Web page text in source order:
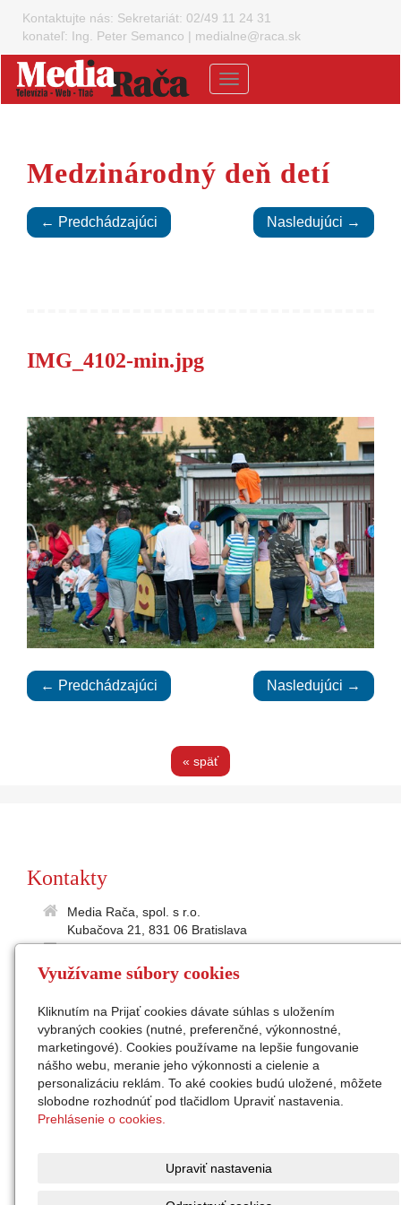
Kontaktujte nás: Sekretariát: 02/49 11 24 31
konateľ: Ing. Peter Semanco | medialne@raca.sk
Menu
Medzinárodný deň detí
← Predchádzajúci Nasledujúci →
IMG_4102-min.jpg
← Predchádzajúci Nasledujúci →
« späť
Kontakty
Media Rača, spol. s r.o.
Kubačova 21, 831 06 Bratislava
2021865197
medialne@raca.sk
Sekretariát: 02/49 11 24 31
konateľ: Ing. Peter Semanco
Facebook
Instagram
Využívame súbory cookies
Kliknutím na Prijať cookies dávate súhlas s uložením
vybraných cookies (nutné, preferenčné, výkonnostné,
marketingové). Cookies používame na lepšie fungovanie
nášho webu, meranie jeho výkonnosti a cielenie a
personalizáciu reklám. To aké cookies budú uložené, môžete
slobodne rozhodnúť pod tlačidlom Upraviť nastavenia.
Prehlásenie o cookies.
Upraviť nastavenia